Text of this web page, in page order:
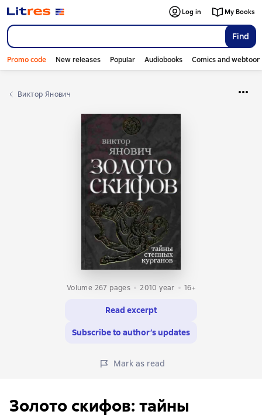
Find
Log in My Books
Promo code New releases Popular Audiobooks Comics and
Виктор Янович
Volume 267 pages 2010 year 16+
Read excerpt
Subscribe to author’s updates
Mark as read
Золото скифов: тайны